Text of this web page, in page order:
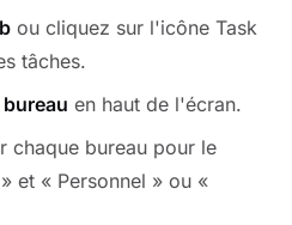
ou cliquez sur l'icône Task
tâches.
en haut de l'écran.
chaque bureau pour le
et « Personnel » ou «